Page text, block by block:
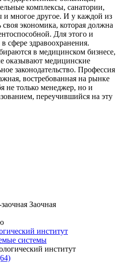
комплексы, санатории,
и многое другое. И у каждой из
экономика, которая должна
Для этого и
сфере здравоохранения.
в медицинском бизнесе,
оказывают медицинские
законодательство. Профессия
востребованная на рынке
не только менеджер, но и
переучившийся на эту
Заочная
институт
системы